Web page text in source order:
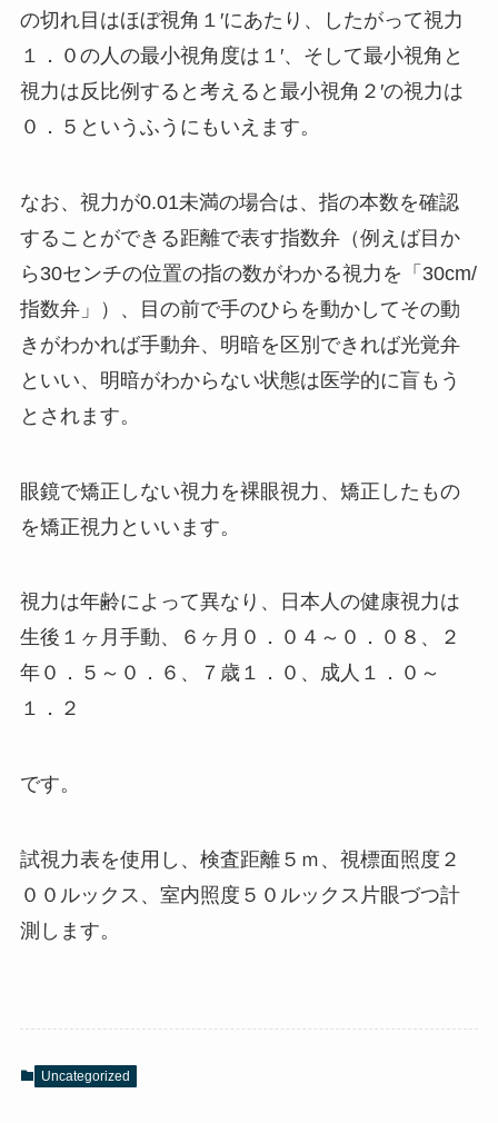
の切れ目はほぼ視角１′にあたり、したがって視力
１．０の人の最小視角度は１′、そして最小視角と
視力は反比例すると考えると最小視角２′の視力は
０．５というふうにもいえます。
なお、視力が0.01未満の場合は、指の本数を確認
することができる距離で表す指数弁（例えば目か
ら30センチの位置の指の数がわかる視力を「30cm/
指数弁」）、目の前で手のひらを動かしてその動
きがわかれば手動弁、明暗を区別できれば光覚弁
といい、明暗がわからない状態は医学的に盲もう
とされます。
眼鏡で矯正しない視力を裸眼視力、矯正したもの
を矯正視力といいます。
視力は年齢によって異なり、日本人の健康視力は
生後１ヶ月手動、６ヶ月０．０４～０．０８、２
年０．５～０．６、７歳１．０、成人１．０～
１．２
です。
試視力表を使用し、検査距離５ｍ、視標面照度２
００ルックス、室内照度５０ルックス片眼づつ計
測します。
Uncategorized